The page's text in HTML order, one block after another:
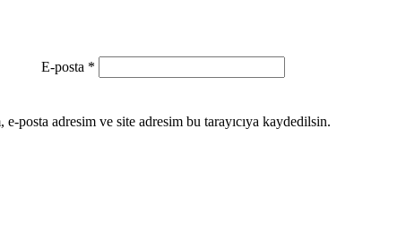
E-posta *
posta adresim ve site adresim bu tarayıcıya kaydedilsin.